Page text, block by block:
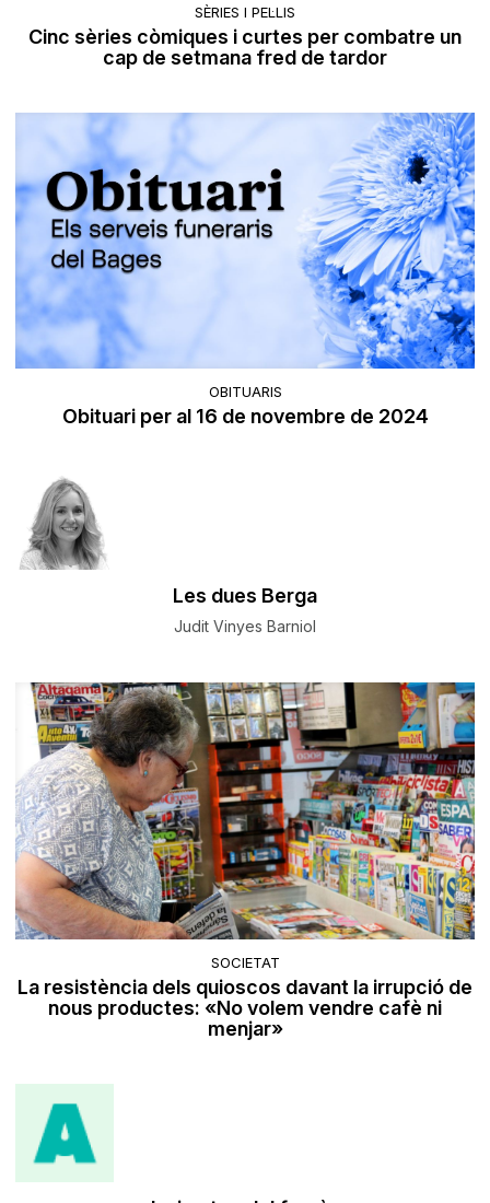
SÈRIES I PEL·LIS
Cinc sèries còmiques i curtes per combatre un
cap de setmana fred de tardor
OBITUARIS
Obituari per al 16 de novembre de 2024
Les dues Berga
Judit Vinyes Barniol
SOCIETAT
La resistència dels quioscos davant la irrupció de
nous productes: «No volem vendre cafè ni
menjar»